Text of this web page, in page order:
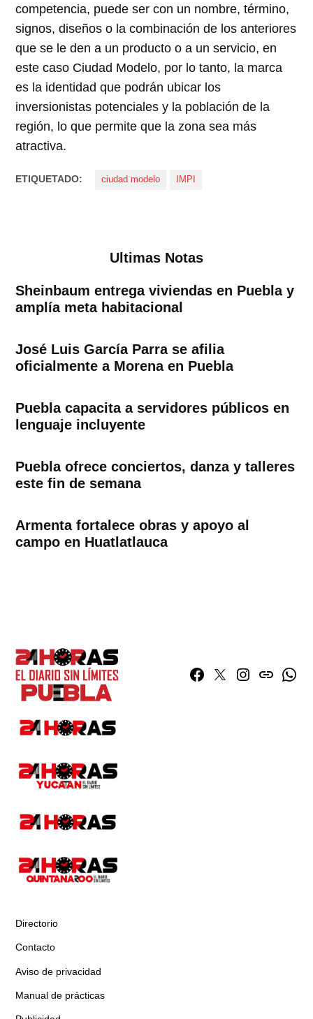
competencia, puede ser con un nombre, término,
signos, diseños o la combinación de los anteriores
que se le den a un producto o a un servicio, en
este caso Ciudad Modelo, por lo tanto, la marca
es la identidad que podrán ubicar los
inversionistas potenciales y la población de la
región, lo que permite que la zona sea más
atractiva.
ETIQUETADO: ciudad modelo IMPI
Ultimas Notas
Sheinbaum entrega viviendas en Puebla y
amplía meta habitacional
José Luis García Parra se afilia
oficialmente a Morena en Puebla
Puebla capacita a servidores públicos en
lenguaje incluyente
Puebla ofrece conciertos, danza y talleres
este fin de semana
Armenta fortalece obras y apoyo al
campo en Huatlatlauca
Facebook
TwitterInstagram
issuu
Directorio
Contacto
Aviso de privacidad
Manual de prácticas